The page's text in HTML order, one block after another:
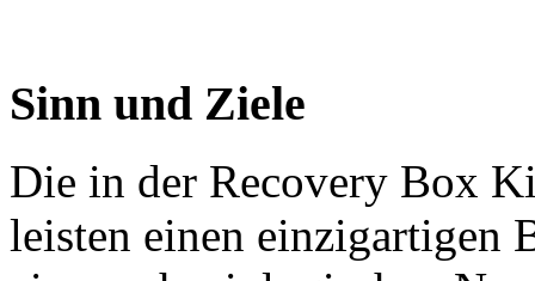
Sinn und Ziele
Die in der Recovery Box
leisten einen einzigartigen